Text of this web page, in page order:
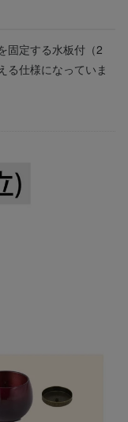
固定する水板付（2
る仕様になっていま